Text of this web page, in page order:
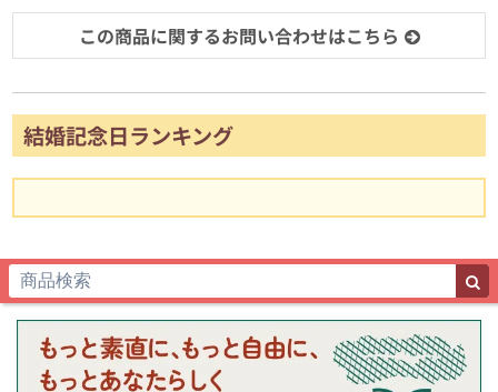
この商品に関するお問い合わせはこちら
結婚記念日ランキング